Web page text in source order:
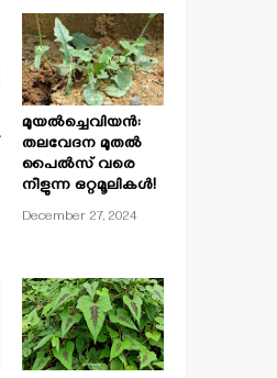
മുയൽച്ചെവിയൻ:
തലവേദന മുതൽ
പൈൽസ് വരെ
നീളുന്ന ഒറ്റമൂലികൾ!
December 27, 2024